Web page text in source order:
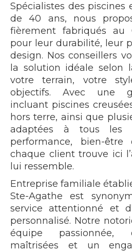
Spécialistes des piscines
de 40 ans, nous
fièrement fabriqués au
pour leur durabilité, leur
design. Nos conseillers
la solution idéale selon
votre terrain, votre
objectifs. Avec une
incluant piscines
hors terre, ainsi que
adaptées à tous les
performance, bien-être
chaque client trouve ici
lui ressemble.
Entreprise familiale
Ste-Agathe est
service attentionné et
personnalisé. Notre
équipe passionnée,
maîtrisées et un